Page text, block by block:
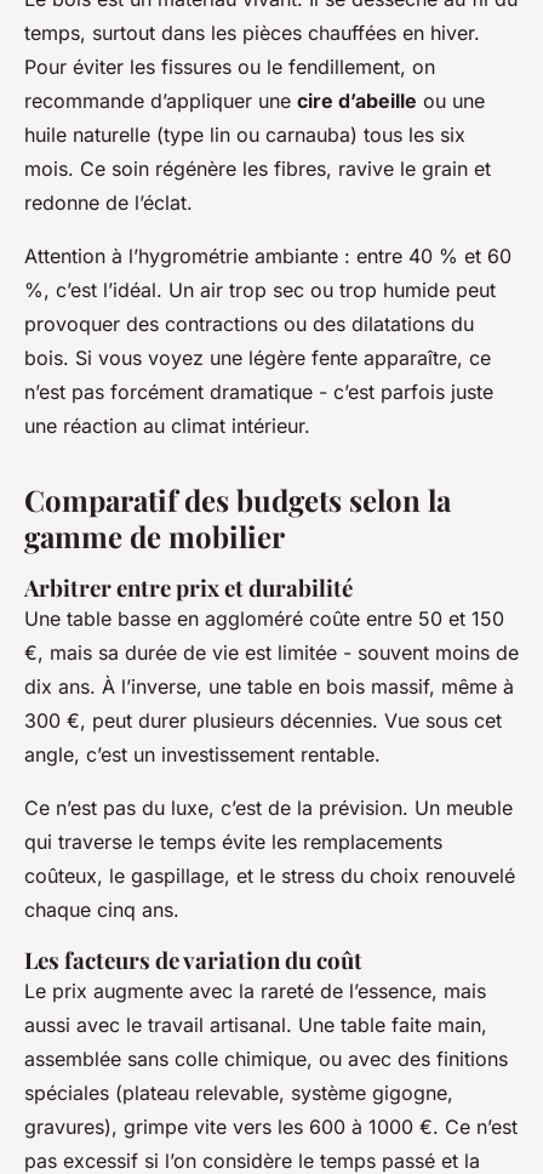
temps, surtout dans les pièces chauffées en hiver.
Pour éviter les fissures ou le fendillement, on
recommande d’appliquer une cire d’abeille ou une
huile naturelle (type lin ou carnauba) tous les six
mois. Ce soin régénère les fibres, ravive le grain et
redonne de l’éclat.
Attention à l’hygrométrie ambiante : entre 40 % et 60
%, c’est l’idéal. Un air trop sec ou trop humide peut
provoquer des contractions ou des dilatations du
bois. Si vous voyez une légère fente apparaître, ce
n’est pas forcément dramatique - c’est parfois juste
une réaction au climat intérieur.
Comparatif des budgets selon la
gamme de mobilier
Arbitrer entre prix et durabilité
Une table basse en aggloméré coûte entre 50 et 150
€, mais sa durée de vie est limitée - souvent moins de
dix ans. À l’inverse, une table en bois massif, même à
300 €, peut durer plusieurs décennies. Vue sous cet
angle, c’est un investissement rentable.
Ce n’est pas du luxe, c’est de la prévision. Un meuble
qui traverse le temps évite les remplacements
coûteux, le gaspillage, et le stress du choix renouvelé
chaque cinq ans.
Les facteurs de variation du coût
Le prix augmente avec la rareté de l’essence, mais
aussi avec le travail artisanal. Une table faite main,
assemblée sans colle chimique, ou avec des finitions
spéciales (plateau relevable, système gigogne,
gravures), grimpe vite vers les 600 à 1000 €. Ce n’est
pas excessif si l’on considère le temps passé et la